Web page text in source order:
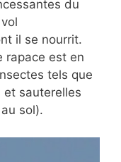
du
il se nourrit.
rapace est en
tels que
et sauterelles
sol).